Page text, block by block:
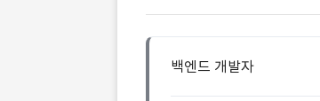
백엔드 개발자